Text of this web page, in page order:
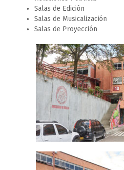
Salas de Edición
Salas de Musicalización
Salas de Proyección